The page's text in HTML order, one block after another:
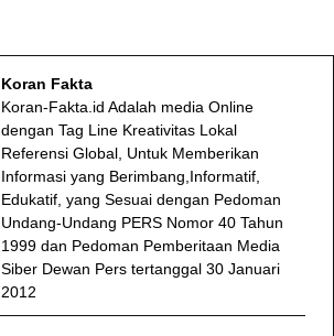
Koran Fakta
Koran-Fakta.id Adalah media Online
dengan Tag Line Kreativitas Lokal
Referensi Global, Untuk Memberikan
Informasi yang Berimbang,Informatif,
Edukatif, yang Sesuai dengan Pedoman
Undang-Undang PERS Nomor 40 Tahun
1999 dan Pedoman Pemberitaan Media
Siber Dewan Pers tertanggal 30 Januari
2012